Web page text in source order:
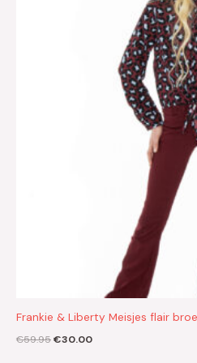
Frankie & Liberty Meisjes flair
€59.95€30.00